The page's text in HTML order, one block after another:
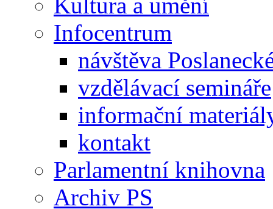
Infocentrum
návštěva
vzdělávací semináře
informační
kontakt
Parlamentní knihovna
Archiv PS